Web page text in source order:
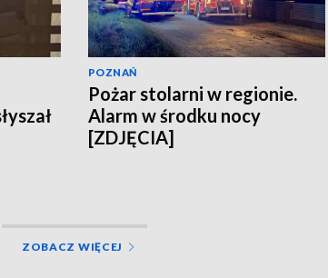
POZNAŃ
Pożar stolarni w regionie.
Alarm w środku nocy
[ZDJĘCIA]
ZOBACZ WIĘCEJ